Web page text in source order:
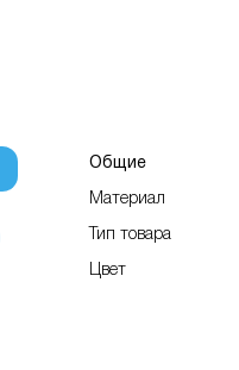
Общие
Материал
Тип товара
Цвет